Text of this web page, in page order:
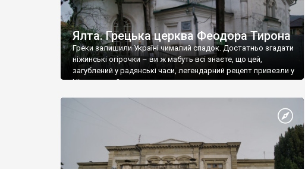
Ялта. Грецька церква Феодора Тирона
Греки залишили Україні чималий спадок. Достатньо згадати
ніжинські огірочки – ви ж мабуть всі знаєте, що цей,
загублений у радянські часи, легендарний рецепт привезли у
Ніжин греки?